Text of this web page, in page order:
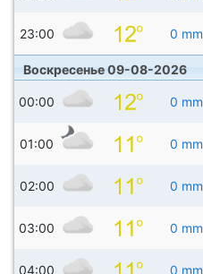
23:00 0 mm
Воскресенье 09-08-2026
00:00 0 mm
01:00 0 mm
02:00 0 mm
03:00 0 mm
04:00 0 mm